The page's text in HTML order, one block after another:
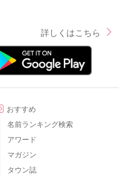
詳しくはこちら
おすすめ
名前ランキング検索
アワード
マガジン
タウン誌